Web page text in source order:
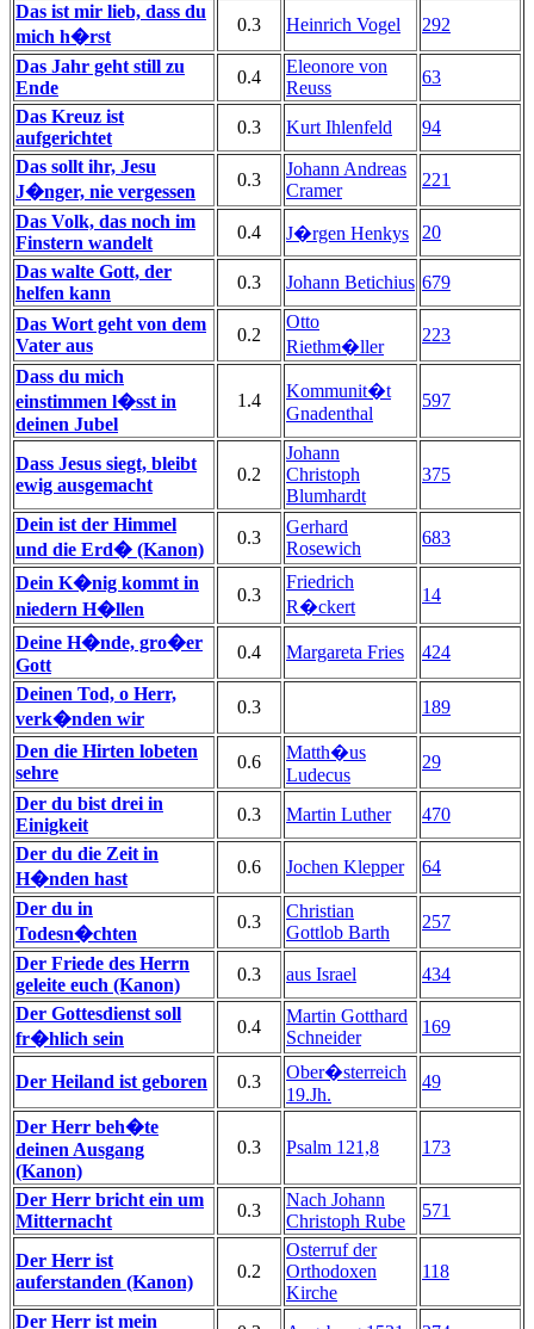
Das ist mir lieb, dass du
mich h�rst
0.3 Heinrich Vogel 292
Das Jahr geht still zu
Ende
0.4
Eleonore von
Reuss
63
Das Kreuz ist
aufgerichtet
0.3 Kurt Ihlenfeld
94
Das sollt ihr, Jesu
J�nger, nie vergessen
0.3
Johann Andreas
Cramer
221
Das Volk, das noch im
Finstern wandelt
0.4 J�rgen Henkys
20
Das walte Gott, der
helfen kann
0.3 Johann Betichius 679
Das Wort geht von dem
Vater aus
0.2
Otto
Riethm�ller
223
Dass du mich
einstimmen l�sst in
deinen Jubel
1.4
Kommunit�t
Gnadenthal
597
Dass Jesus siegt, bleibt
ewig ausgemacht
0.2
Johann
Christoph
Blumhardt
375
Dein ist der Himmel
und die Erd� (Kanon)
0.3
Gerhard
Rosewich
683
Dein K�nig kommt in
niedern H�llen
0.3
Friedrich
R�ckert
14
Deine H�nde, gro�er
Gott
0.4 Margareta Fries 424
Deinen Tod, o Herr,
verk�nden wir
0.3 189
Den die Hirten lobeten
sehre
0.6
Matth�us
Ludecus
29
Der du bist drei in
Einigkeit
0.3 Martin Luther
470
Der du die Zeit in
H�nden hast
0.6 Jochen Klepper 64
Der du in
Todesn�chten
0.3
Christian
Gottlob Barth
257
Der Friede des Herrn
geleite euch (Kanon)
0.3 aus Israel
434
Der Gottesdienst soll
fr�hlich sein
0.4
Martin Gotthard
Schneider
169
Der Heiland ist geboren 0.3
Ober�sterreich
19.Jh.
49
Der Herr beh�te
deinen Ausgang
(Kanon)
0.3 Psalm 121,8 173
Der Herr bricht ein um
Mitternacht
0.3
Nach Johann
Christoph Rube
571
Der Herr ist
auferstanden (Kanon)
0.2
Osterruf der
Orthodoxen
Kirche
118
Der Herr ist mein